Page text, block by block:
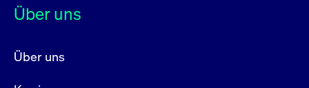
Über uns
Über uns